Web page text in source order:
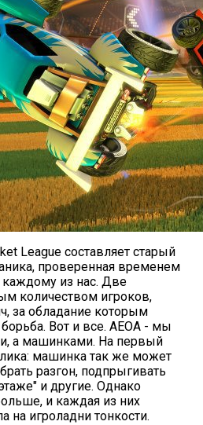
League составляет старый
проверенная временем
каждому из нас. Две
количеством игроков,
за обладание которым
борьба. Вот и все. АЕОА - мы
а машинками. На первый
машинка так же может
разгон, подпрыгивать
и другие. Однако
и каждая из них
на игроладни тонкости.